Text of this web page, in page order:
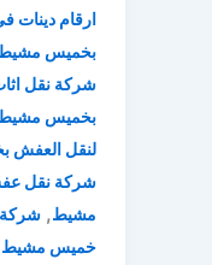
ارقام
بخميس
شركة نقل
بخميس
لنقل العفش
شركة نقل
مشيط, شركة
خميس مشيط